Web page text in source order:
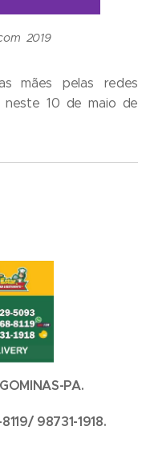
2019
mães pelas redes
10 de maio de
PA.
98731-1918.